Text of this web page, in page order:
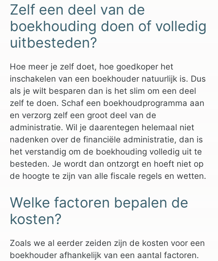
Zelf een deel van de
boekhouding doen of volledig
uitbesteden?
Hoe meer je zelf doet, hoe goedkoper het
inschakelen van een boekhouder natuurlijk is. Dus
als je wilt besparen dan is het slim om een deel
zelf te doen. Schaf een boekhoudprogramma aan
en verzorg zelf een groot deel van de
administratie. Wil je daarentegen helemaal niet
nadenken over de financiële administratie, dan is
het verstandig om de boekhouding volledig uit te
besteden. Je wordt dan ontzorgt en hoeft niet op
de hoogte te zijn van alle fiscale regels en wetten.
Welke factoren bepalen de
kosten?
Zoals we al eerder zeiden zijn de kosten voor een
boekhouder afhankelijk van een aantal factoren.